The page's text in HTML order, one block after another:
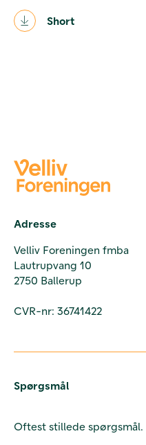
Short
Adresse
Velliv Foreningen fmba
Lautrupvang 10
2750 Ballerup
CVR-nr: 36741422
Spørgsmål
Oftest stillede spørgsmål.